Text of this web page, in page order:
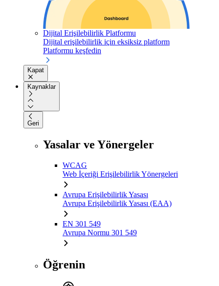
Dijital Erişilebilirlik Platformu
Dijital erişilebilirlik için eksiksiz platform
Platformu keşfedin
Kapat
Kaynaklar
Geri
Yasalar ve Yönergeler
WCAG
Web İçeriği Erişilebilirlik Yönergeleri
Avrupa Erişilebilirlik Yasası
Avrupa Erişilebilirlik Yasası (EAA)
EN 301 549
Avrupa Normu 301 549
Öğrenin